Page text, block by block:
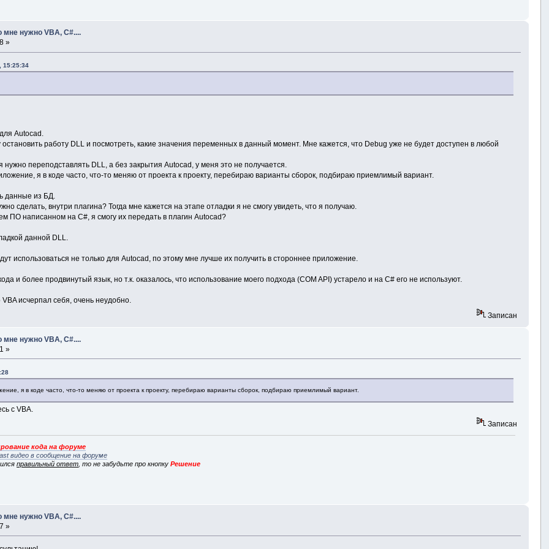
нужно VBA, C#....
»
15:25:34
Autocad.
работу DLL и посмотреть, какие значения переменных в данный момент. Мне кажется, что Debug уже не будет доступен в любой
переподставлять DLL, а без закрытия Autocad, у меня это не получается.
я в коде часто, что-то меняю от проекта к проекту, перебираю варианты сборок, подбираю приемлимый вариант.
данные из БД.
сделать, внутри плагина? Тогда мне кажется на этапе отладки я не смогу увидеть, что я получаю.
ПО написанном на С#, я смогу их передать в плагин Autocad?
данной DLL.
использоваться не только для Autocad, по этому мне лучше их получить в стороннее приложение.
и более продвинутый язык, но т.к. оказалось, что использование моего подхода (COM API) устарело и на C# его не используют.
исчерпал себя, очень неудобно.
Записан
нужно VBA, C#....
»
я в коде часто, что-то меняю от проекта к проекту, перебираю варианты сборок, подбираю приемлимый вариант.
с VBA.
Записан
кода на форуме
видео в сообщение на форуме
правильный ответ , то не забудьте про кнопкуРешение
нужно VBA, C#....
»